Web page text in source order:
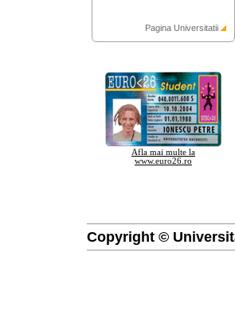
Pagina Universitatii
Afla mai multe la
www.euro26.ro
Copyright ©